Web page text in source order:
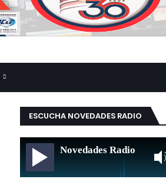
ESCUCHA NOVEDADES RADIO
Novedades Radio